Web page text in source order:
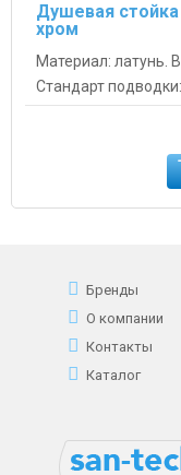
Душевая
хром
Материал: латунь.
Стандарт
Бренды
О компании
Контакты
Каталог